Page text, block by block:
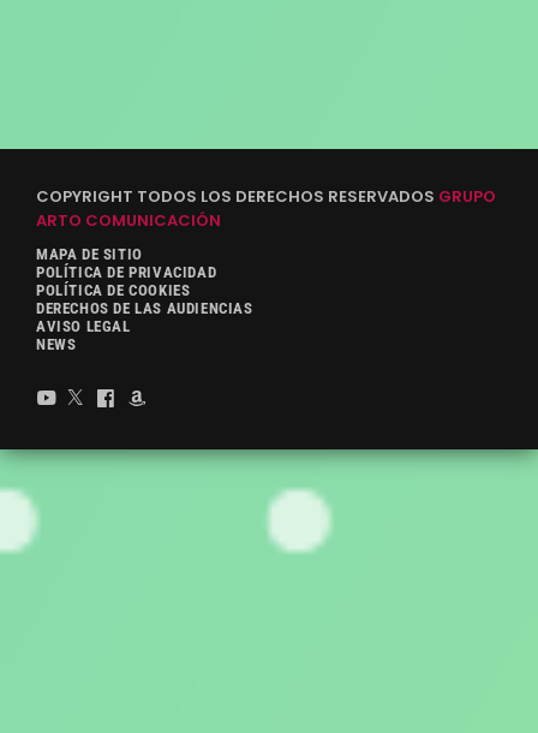
COPYRIGHT TODOS LOS DERECHOS RESERVADOS GRUPO
ARTO COMUNICACIÓN
MAPA DE SITIO
POLÍTICA DE PRIVACIDAD
POLÍTICA DE COOKIES
DERECHOS DE LAS AUDIENCIAS
AVISO LEGAL
NEWS